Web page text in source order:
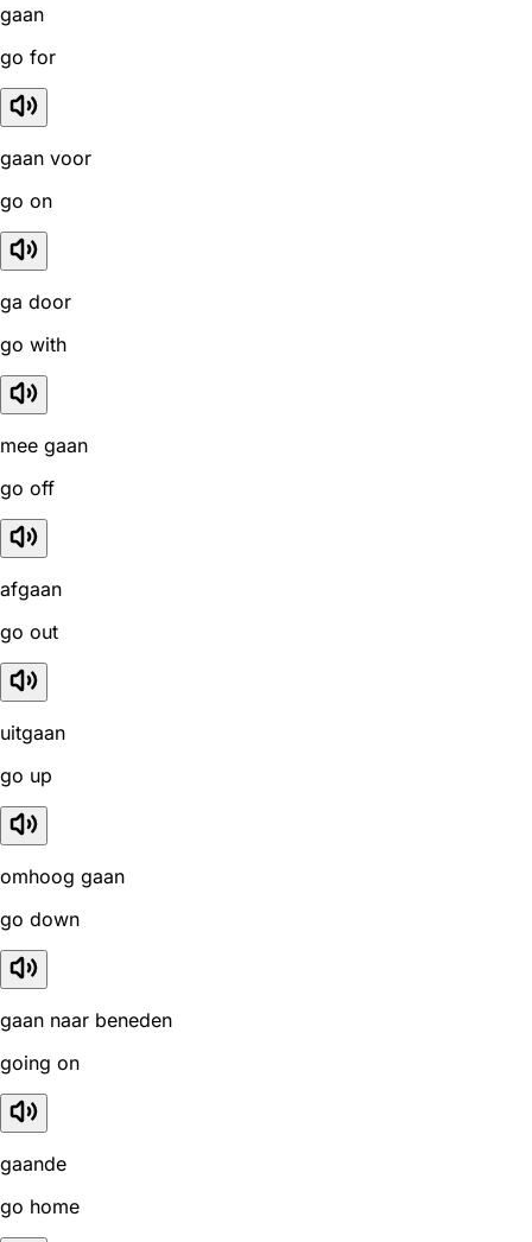
gaan
go for
gaan voor
go on
ga door
go with
mee gaan
go off
afgaan
go out
uitgaan
go up
omhoog gaan
go down
gaan naar beneden
going on
gaande
go home